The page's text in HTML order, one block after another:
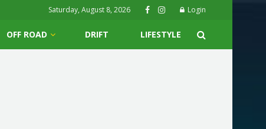
Saturday, August 8, 2026 Login
OFF ROAD DRIFT LIFESTYLE